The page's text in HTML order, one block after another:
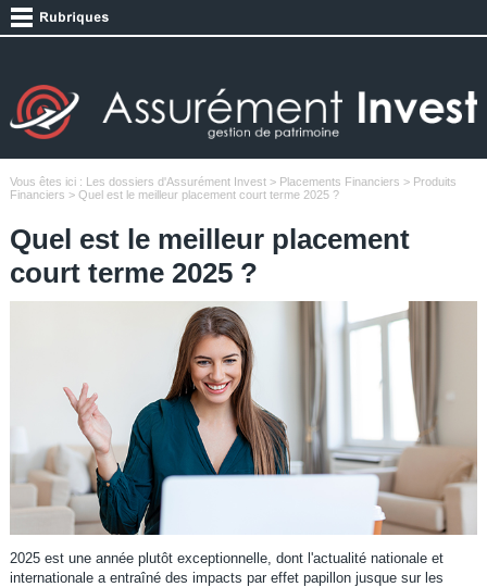
Vous êtes ici : Les dossiers d'Assurément Invest> Placements Financiers > Produits
Financiers > Quel est le meilleur placement court terme 2025 ?
Quel est le meilleur placement
court terme 2025 ?
2025 est une année plutôt exceptionnelle, dont l'actualité nationale et
internationale a entraîné des impacts par effet papillon jusque sur les